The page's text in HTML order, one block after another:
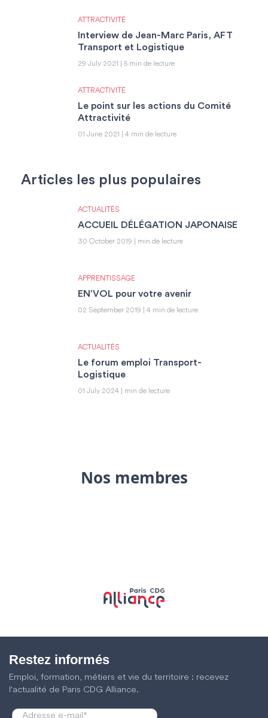
ATTRACTIVITÉ
Interview de Jean-Marc Paris, AFT
Transport et Logistique
29 July 2021 | 5 min de lecture
ATTRACTIVITÉ
Le point sur les actions du Comité
Attractivité
01 June 2021 | 4 min de lecture
Articles les plus populaires
ACTUALITÉS
ACCUEIL DÉLÉGATION JAPONAISE
30 October 2019 | min de lecture
APPRENTISSAGE
EN’VOL pour votre avenir
02 September 2019 | 4 min de lecture
ACTUALITÉS
Le forum emploi Transport-
Logistique
01 July 2024 | min de lecture
Nos membres
Restez informés
Emploi, formation, métiers et vie du territoire : recevez
l'actualité de Paris CDG Alliance.